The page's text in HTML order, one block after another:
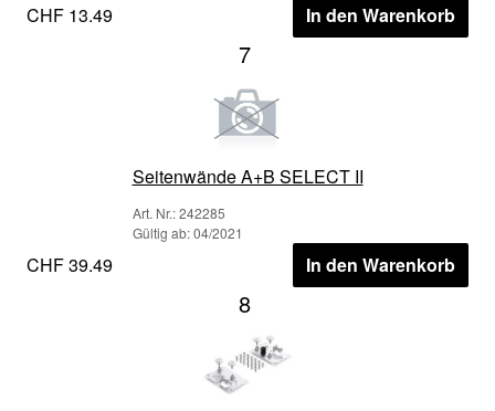
CHF 13.49 In den Warenkorb
7
Seitenwände A+B SELECT II
Art. Nr.: 242285
Gültig ab: 04/2021
CHF 39.49 In den Warenkorb
8